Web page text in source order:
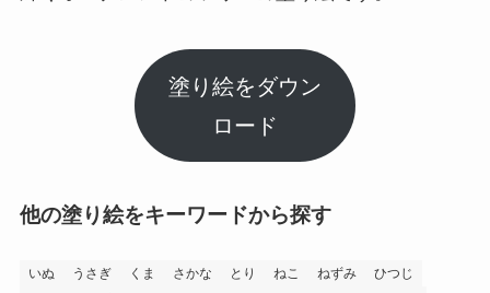
塗り絵をダウン
ロード
他の塗り絵をキーワードから探す
いぬ うさぎ くま さかな とり ねこ ねずみ
ひつじ